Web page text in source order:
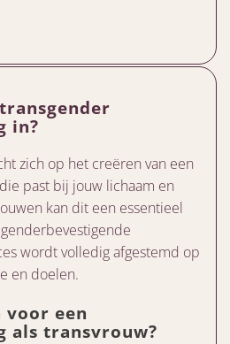
in?
zich op het creëren van een
past bij jouw lichaam en
kan dit een essentieel
wordt volledig afgestemd op
en doelen.
voor een
als transvrouw?